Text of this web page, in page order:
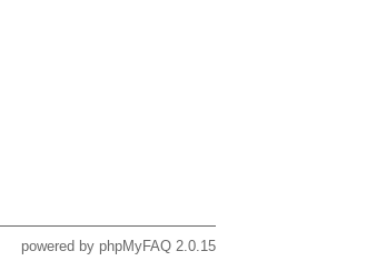
powered by phpMyFAQ 2.0.15